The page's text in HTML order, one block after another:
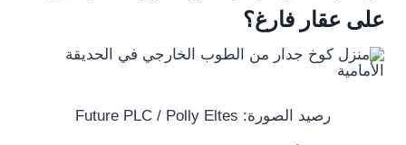
على عقار فارغ؟
رصيد الصورة: Future PLC / Polly Eltes